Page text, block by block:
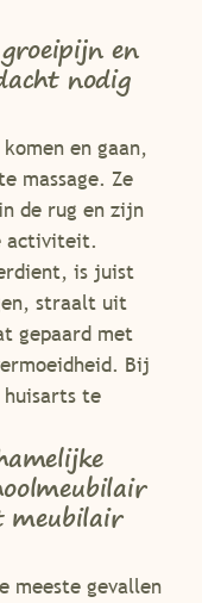
en
nodig
en gaan,
massage. Ze
de rug en zijn
activiteit.
is juist
straalt uit
gepaard met
Bij
te
meubilair
meeste gevallen